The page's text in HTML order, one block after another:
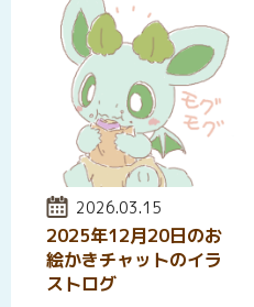
投稿日:
2026.03.15
2025年12月20日のお
絵かきチャットのイラ
ストログ